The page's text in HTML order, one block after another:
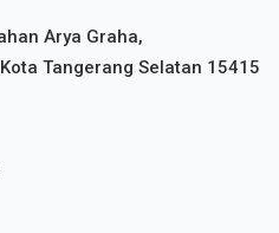
Arya Graha,
Tangerang Selatan 15415